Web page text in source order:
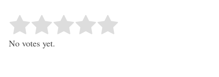
Rate this item: Submit Rating
No votes yet.